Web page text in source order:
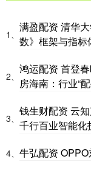
1、
满盈配资 清华
数》框架与指标
2、
鸿运配资 首登
房海南：行业“
3、
钱生财配资 云
千行百业智能化
4、 牛弘配资